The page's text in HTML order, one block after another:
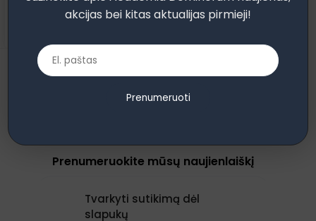
Tvarkyti sutikimą dėl
slapukų
Prenumeruokite mūsų naujienlaiškį
akcijas bei kitas aktualijas pirmieji!
Prenumeruoti